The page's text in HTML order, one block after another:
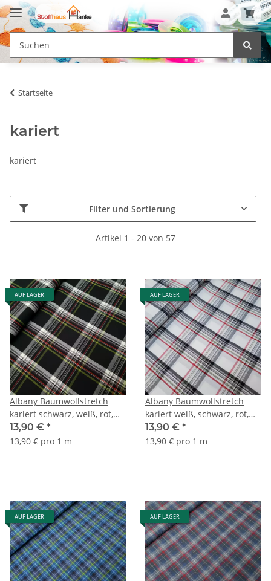
Startseite
kariert
kariert
Filter und Sortierung
Artikel 1 - 20 von 57
AUF LAGER
Albany Baumwollstretch
kariert schwarz, weiß, rot,
kiwi
13,90 € *
13,90 € pro 1 m
AUF LAGER
Albany Baumwollstretch
kariert weiß, schwarz, rot,
grün
13,90 € *
13,90 € pro 1 m
AUF LAGER AUF LAGER